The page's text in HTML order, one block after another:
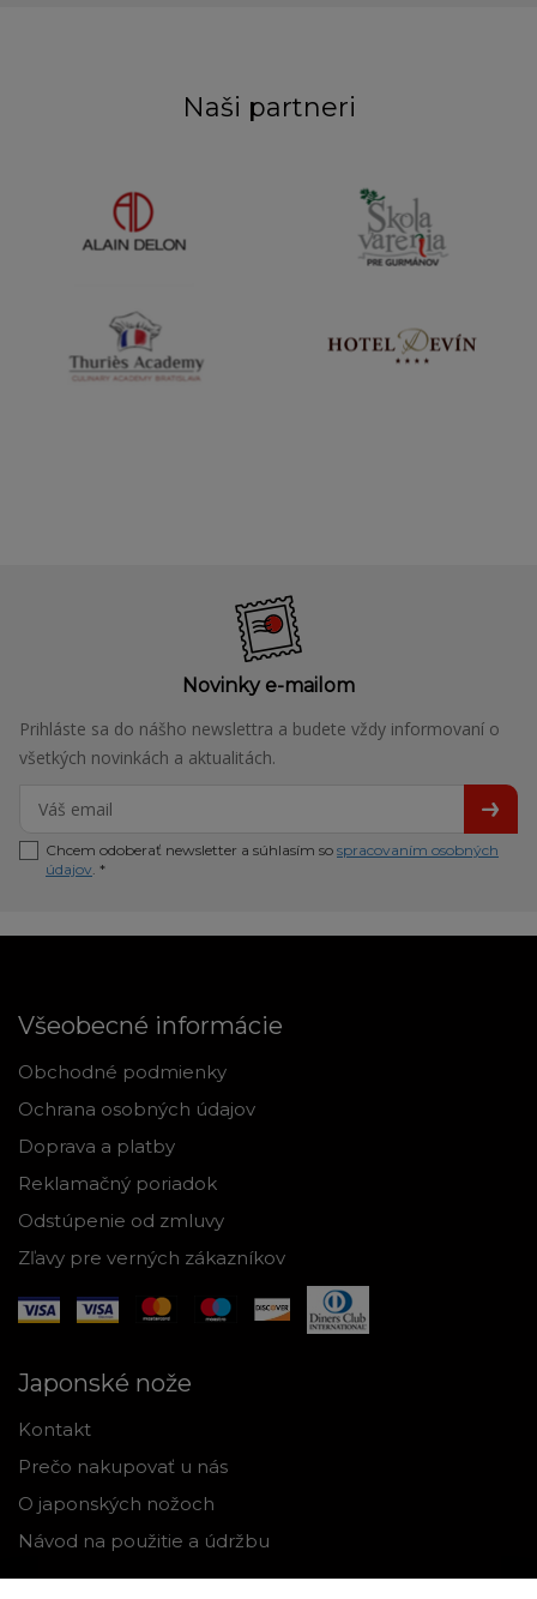
Naši partneri
Novinky e-mailom
Prihláste sa do nášho newslettra a budete vždy informovaní o
všetkých novinkách a aktualitách.
Chcem odoberať newsletter a súhlasím so spracovaním osobných
údajov . *
Všeobecné informácie
Obchodné podmienky
Ochrana osobných údajov
Doprava a platby
Reklamačný poriadok
Odstúpenie od zmluvy
Zľavy pre verných zákazníkov
Japonské nože
Kontakt
Prečo nakupovať u nás
O japonských nožoch
Návod na použitie a údržbu